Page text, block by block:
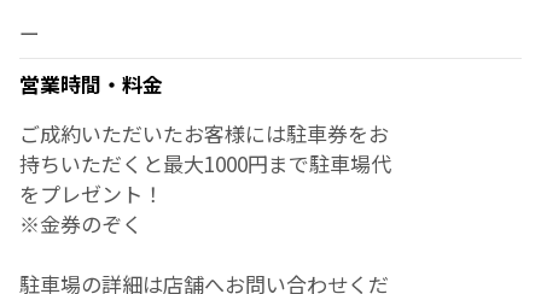
ー
営業時間・料金
ご成約いただいたお客様には駐車券をお
持ちいただくと最大1000円まで駐車場代
をプレゼント！
※金券のぞく
駐車場の詳細は店舗へお問い合わせくだ